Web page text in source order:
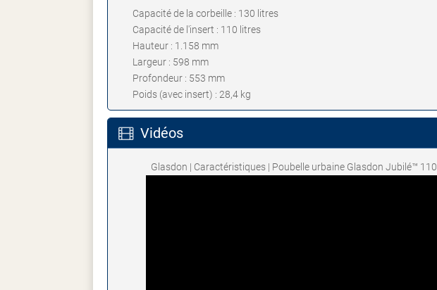
Capacité de la corbeille : 130 litres
Capacité de l'insert : 110 litres
Hauteur : 1.158 mm
Largeur : 598 mm
Profondeur : 553 mm
Poids (avec insert) : 28,4 kg
Vidéos
Glasdon | Caractéristiques | Poubelle urbaine Glasdon Jubilé™ 110